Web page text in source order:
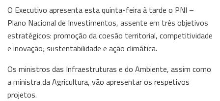
O Executivo apresenta esta quinta-feira à tarde o PNI –
Plano Nacional de Investimentos, assente em três objetivos
estratégicos: promoção da coesão territorial, competitividade
e inovação; sustentabilidade e ação climática.
Os ministros das Infraestruturas e do Ambiente, assim como
a ministra da Agricultura, vão apresentar os respetivos
projetos.